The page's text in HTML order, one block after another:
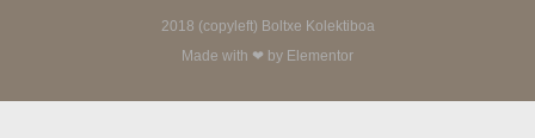
2018 (copyleft) Boltxe Kolektiboa
Made with ❤ by Elementor